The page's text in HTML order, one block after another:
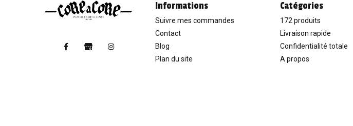
Informations
Suivre mes commandes
Contact
Blog
Plan du site
Catégories
172 produits
Livraison rapide
Confidentialité totale
A propos